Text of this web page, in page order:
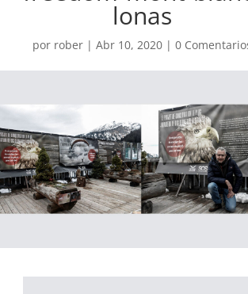
lonas
por rober| Abr 10, 2020| 0